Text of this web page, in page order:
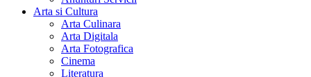
Arta si Cultura
Arta Culinara
Arta Digitala
Arta Fotografica
Cinema
Literatura